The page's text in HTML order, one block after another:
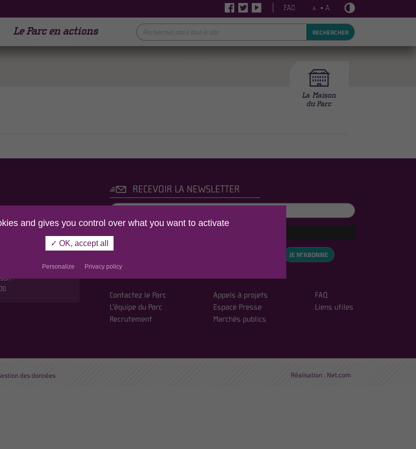
FAQ A • A
Le Parc en actions RECHERCHER
REGIONAL
RECEVOIR LA NEWSLETTER
politique de confidentialité
JE M'ABONNE
Contactez le Parc
L'équipe du Parc
Recrutement
Appels à projets
Espace Presse
Marchés publics
FAQ
Liens utiles
Réalisation : Net.com
des données
and gives you control over what you want to activate
✓ OK, accept all
Personalize Privacy policy